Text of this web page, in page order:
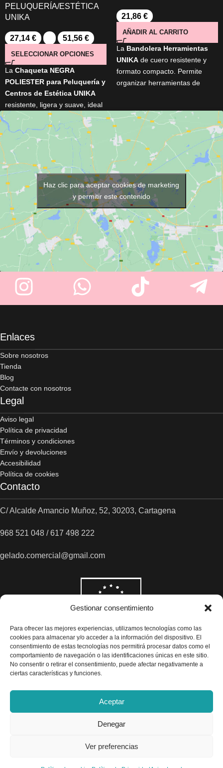
Gestionar consentimiento
Para ofrecer las mejores experiencias, utilizamos tecnologías como las
cookies para almacenar y/o acceder a la información del dispositivo. El
consentimiento de estas tecnologías nos permitirá procesar datos como el
comportamiento de navegación o las identificaciones únicas en este sitio.
No consentir o retirar el consentimiento, puede afectar negativamente a
ciertas características y funciones.
Aceptar
Denegar
Ver preferencias
PELUQUERÍA/ESTÉTICA
UNIKA
27,14 € 51,56 €
SELECCIONAR OPCIONES
La Chaqueta NEGRA
POLIESTER para Peluquería y
Centros de Estética UNIKA
resistente, ligera y suave, ideal
para peluquería y estética. No
da calor, repele tintes y
productos, y permite retirar el
cabello con solo sacudir. Con
cremallera duradera y
disponible en tallas S a XXL.
21,86 €
AÑADIR AL CARRITO
La Bandolera Herramientas
UNIKA de cuero resistente y
formato compacto. Permite
organizar herramientas de
estilo profesional.
Haz clic para aceptar cookies de marketing
y permitir este contenido
Enlaces
Sobre nosotros
Tienda
Blog
Contacte con nosotros
Legal
Aviso legal
Política de privacidad
Términos y condiciones
Envío y devoluciones
Accesibilidad
Política de cookies
Contacto
C/ Alcalde Amancio Muñoz, 52, 30203, Cartagena
968 521 048 / 617 498 222
gelado.comercial@gmail.com